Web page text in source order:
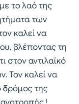
το λαό της
των
καλεί να
βλέποντας τη
στον αντιλαϊκό
Τον καλεί να
δρόμος της